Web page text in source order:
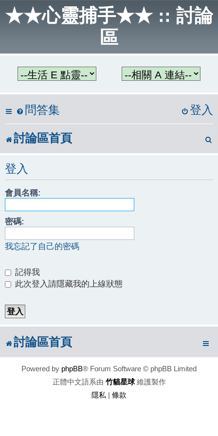
★★心靈捕手★★ :: 討論
區
問答集 登入
討論區首頁
登入
會員名稱:
密碼:
我忘記了自己的密碼
記得我
此次登入請隱藏我的上線狀態
討論區首頁
Powered by phpBB® Forum Software © phpBB Limited
正體中文語系由 竹貓星球維護製作
隱私 | 條款